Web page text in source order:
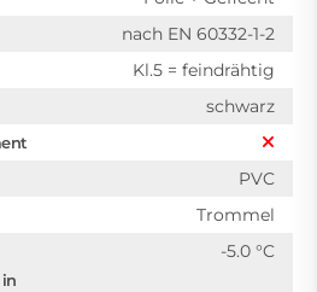
nach EN 60332-1-2
Kl.5 = feindrähtig
schwarz
PVC
Trommel
-5.0 °C